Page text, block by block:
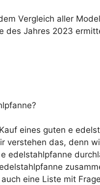
Vergleich aller
des Jahres 2023
eines guten e
verstehen das, denn
edelstahlpfanne
eine Liste mit